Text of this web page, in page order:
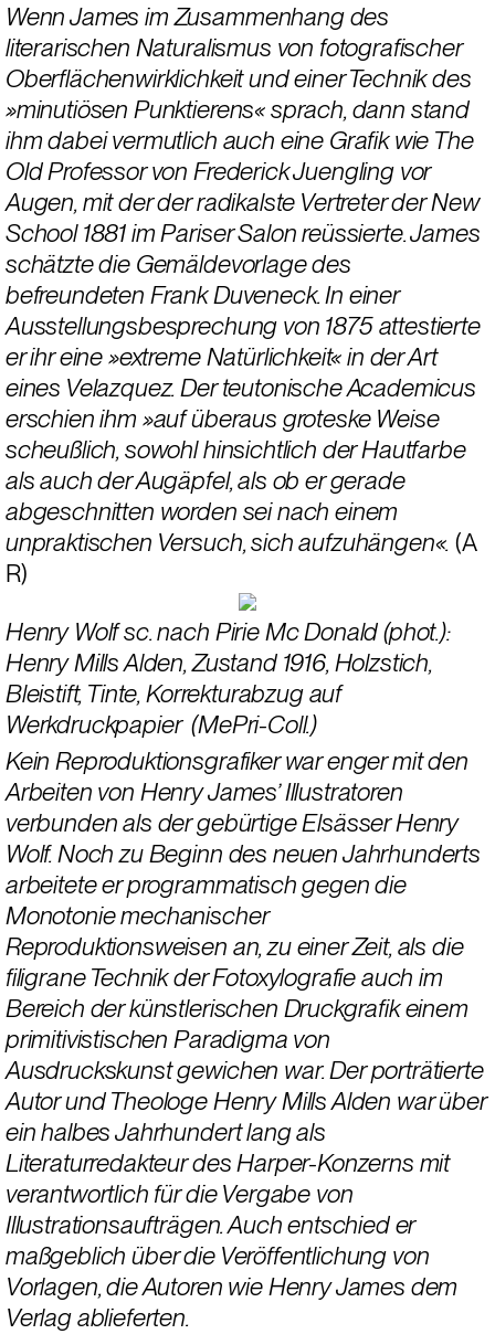
Wenn James im Zusammenhang des
literarischen Naturalismus von fotografischer
Oberflächenwirklichkeit und einer Technik des
»minutiösen Punktierens« sprach, dann stand
ihm dabei vermutlich auch eine Grafik wie The
Old Professor von Frederick Juengling vor
Augen, mit der der radikalste Vertreter der New
School 1881 im Pariser Salon reüssierte. James
schätzte die Gemäldevorlage des
befreundeten Frank Duveneck. In einer
Ausstellungsbesprechung von 1875 attestierte
er ihr eine »extreme Natürlichkeit« in der Art
eines Velazquez. Der teutonische Academicus
erschien ihm »auf überaus groteske Weise
scheußlich, sowohl hinsichtlich der Hautfarbe
als auch der Augäpfel, als ob er gerade
abgeschnitten worden sei nach einem
unpraktischen Versuch, sich aufzuhängen«. (A
R)
Henry Wolf sc. nach Pirie Mc Donald (phot.):
Henry Mills Alden, Zustand 1916, Holzstich,
Bleistift, Tinte, Korrekturabzug auf
Werkdruckpapier  (MePri-Coll.)
Kein Reproduktionsgrafiker war enger mit den
Arbeiten von Henry James’ Illustratoren
verbunden als der gebürtige Elsässer Henry
Wolf. Noch zu Beginn des neuen Jahrhunderts
arbeitete er programmatisch gegen die
Monotonie mechanischer
Reproduktionsweisen an, zu einer Zeit, als die
filigrane Technik der Fotoxylografie auch im
Bereich der künstlerischen Druckgrafik einem
primitivistischen Paradigma von
Ausdruckskunst gewichen war. Der porträtierte
Autor und Theologe Henry Mills Alden war über
ein halbes Jahrhundert lang als
Literaturredakteur des Harper-Konzerns mit
verantwortlich für die Vergabe von
Illustrationsaufträgen. Auch entschied er
maßgeblich über die Veröffentlichung von
Vorlagen, die Autoren wie Henry James dem
Verlag ablieferten.